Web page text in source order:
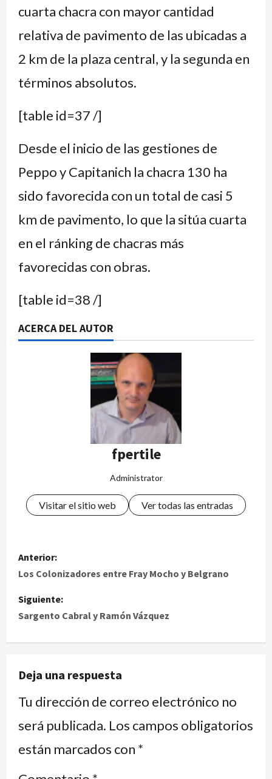
cuarta chacra con mayor cantidad
relativa de pavimento de las ubicadas a
2 km de la plaza central, y la segunda en
términos absolutos.
[table id=37 /]
Desde el inicio de las gestiones de
Peppo y Capitanich la chacra 130 ha
sido favorecida con un total de casi 5
km de pavimento, lo que la sitúa cuarta
en el ránking de chacras más
favorecidas con obras.
[table id=38 /]
ACERCA DEL AUTOR
fpertile
Administrator
Visitar el sitio web Ver todas las entradas
Anterior:
Los Colonizadores entre Fray Mocho y Belgrano
Siguiente:
Sargento Cabral y Ramón Vázquez
Deja una respuesta
Tu dirección de correo electrónico no
será publicada. Los campos obligatorios
están marcados con *